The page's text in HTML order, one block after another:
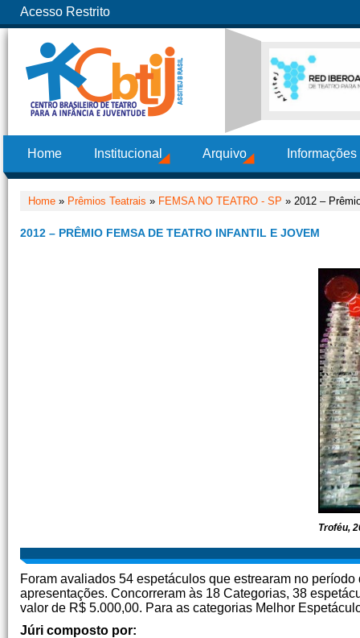
Acesso Restrito
Home Institucional Arquivo
Home » Prêmios Teatrais » FEMSA NO TEATRO - SP » 2012 –
2012 – PRÊMIO FEMSA DE TEATRO INFANTIL E JOVEM
Troféu,
Foram avaliados 54 espetáculos que estrearam no
apresentações. Concorreram às 18 Categorias, 38
valor de R$ 5.000,00. Para as categorias Melhor
Júri composto por: